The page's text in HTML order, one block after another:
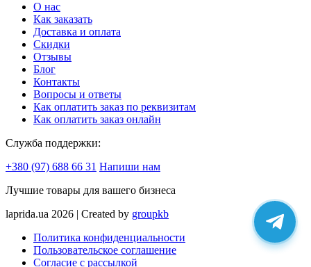
О нас
Как заказать
Доставка и оплата
Скидки
Отзывы
Блог
Контакты
Вопросы и ответы
Как оплатить заказ по реквизитам
Как оплатить заказ онлайн
Служба поддержки:
+380 (97) 688 66 31 Напиши нам
Лучшие товары для вашего бизнеса
laprida.ua 2026 | Created by groupkb
Политика конфиденциальности
Пользовательское соглашение
Согласие с рассылкой